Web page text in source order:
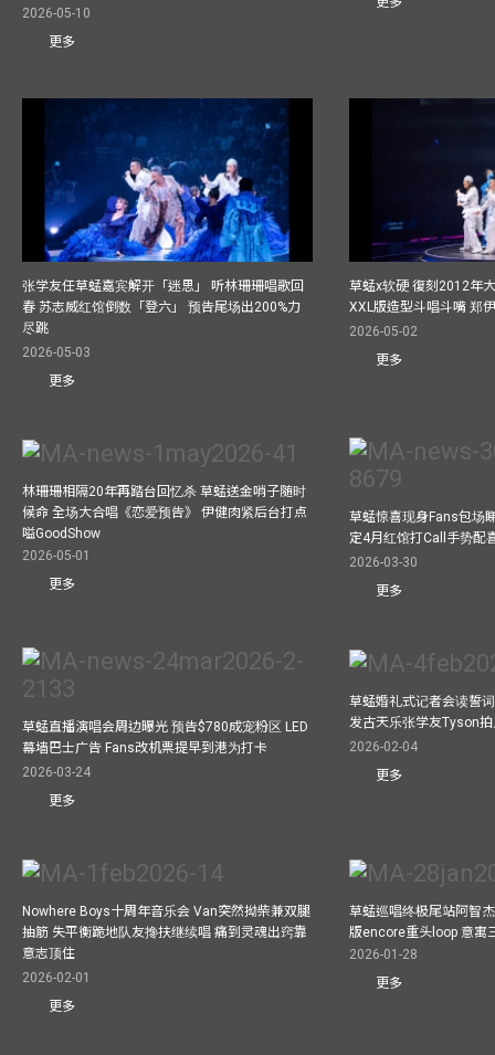
2026-05-10
更多
张学友任草蜢嘉宾解开「迷思」 听林珊珊唱歌回
春 苏志威红馆倒数「登六」 预告尾场出200%力
尽跳
2026-05-03
更多
草蜢x软硬 復刻2012年
XXL版造型斗唱斗嘴 郑
2026-05-02
更多
林珊珊相隔20年再踏台回忆杀 草蜢送金哨子随时
候命 全场大合唱《恋爱预告》 伊健肉紧后台打点
嗌GoodShow
2026-05-01
更多
草蜢惊喜现身Fans包场
定4月红馆打Call手势配
2026-03-30
更多
草蜢直播演唱会周边曝光 预告$780成宠粉区 LED
幕墙巴士广告 Fans改机票提早到港为打卡
2026-03-24
更多
草蜢婚礼式记者会读誓
发古天乐张学友Tyson
2026-02-04
更多
Nowhere Boys十周年音乐会 Van突然拗柴兼双腿
抽筋 失平衡跪地队友搀扶继续唱 痛到灵魂出窍靠
意志顶住
2026-02-01
更多
草蜢巡唱终极尾站阿智
版encore重头loop 意寓
2026-01-28
更多